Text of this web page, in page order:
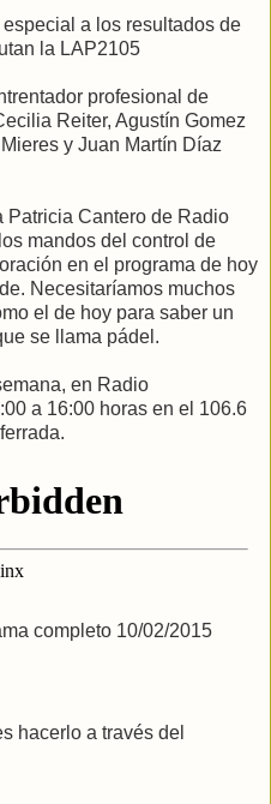
a los resultados de
la LAP2105
profesional de
Reiter, Agustín Gomez
y Juan Martín Díaz
Patricia Cantero de Radio
mandos del control de
en el programa de hoy
Necesitaríamos muchos
el de hoy para saber un
se llama pádel.
en Radio
a 16:00 horas en el 106.6
completo 10/02/2015
hacerlo a través del